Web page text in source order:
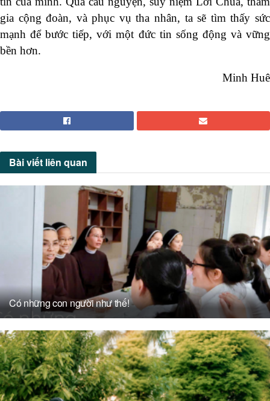
gia cộng đoàn, và phục vụ tha nhân, ta sẽ tìm thấy sức
mạnh để bước tiếp, với một đức tin sống động và vững
bền hơn.
Minh Huê
Bài viết liên quan
Có những con người như thế!